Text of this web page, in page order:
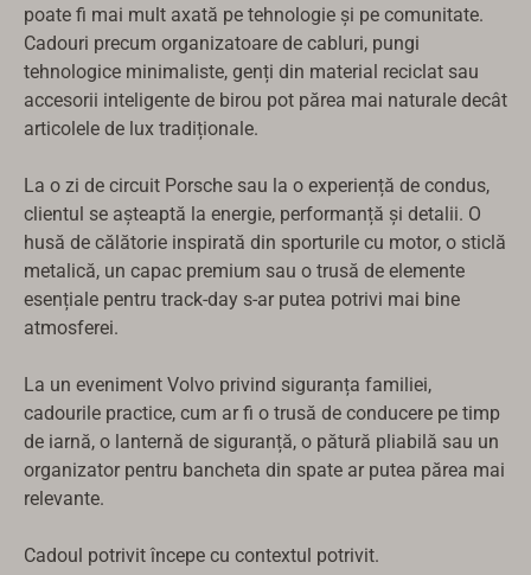
poate fi mai mult axată pe tehnologie și pe comunitate.
Cadouri precum organizatoare de cabluri, pungi
tehnologice minimaliste, genți din material reciclat sau
accesorii inteligente de birou pot părea mai naturale decât
articolele de lux tradiționale.
La o zi de circuit Porsche sau la o experiență de condus,
clientul se așteaptă la energie, performanță și detalii. O
husă de călătorie inspirată din sporturile cu motor, o sticlă
metalică, un capac premium sau o trusă de elemente
esențiale pentru track-day s-ar putea potrivi mai bine
atmosferei.
La un eveniment Volvo privind siguranța familiei,
cadourile practice, cum ar fi o trusă de conducere pe timp
de iarnă, o lanternă de siguranță, o pătură pliabilă sau un
organizator pentru bancheta din spate ar putea părea mai
relevante.
Cadoul potrivit începe cu contextul potrivit.
Svenska
Dansk
Suomi
한국어
Türkçe
Русский